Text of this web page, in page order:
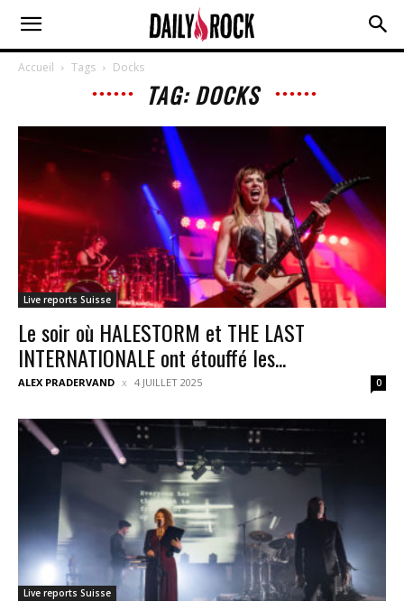
Accueil Tags Docks
TAG: DOCKS
Live reports Suisse
Le soir où HALESTORM et THE LAST
INTERNATIONALE ont étouffé les...
ALEX PRADERVAND 4 JUILLET 2025 0
Live reports Suisse